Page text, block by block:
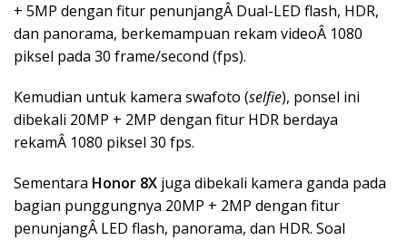
+ 5MP dengan fitur penunjangÂ Dual-LED flash, HDR,
dan panorama, berkemampuan rekam videoÂ 1080
piksel pada 30 frame/second (fps).
Kemudian untuk kamera swafoto (selfie), ponsel ini
dibekali 20MP + 2MP dengan fitur HDR berdaya
rekamÂ 1080 piksel 30 fps.
Sementara Honor 8X juga dibekali kamera ganda pada
bagian punggungnya 20MP + 2MP dengan fitur
penunjangÂ LED flash, panorama, dan HDR. Soal